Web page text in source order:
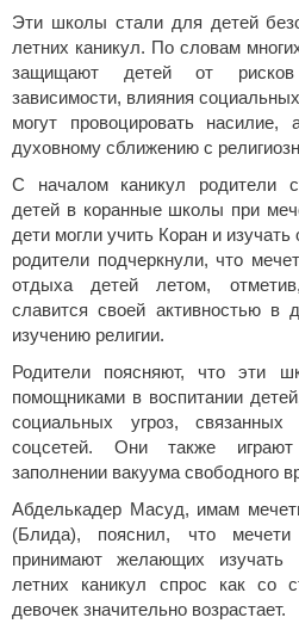
Эти школы стали для детей
летних каникул. По словам
защищают детей от рисков
зависимости, влияния
могут провоцировать насилие,
духовному сближению с
С началом каникул родители
детей в коранные школы при
дети могли учить Коран и
родители подчеркнули, что
отдыха детей летом,
славится своей активностью в
изучению религии.
Родители поясняют, что эти
помощниками в воспитании
социальных угроз,
соцсетей. Они также
заполнении вакуума свободного
Абделькадер Масуд, имам
(Блида), пояснил, что
принимают желающих
летних каникул спрос как со
девочек значительно возрастает.